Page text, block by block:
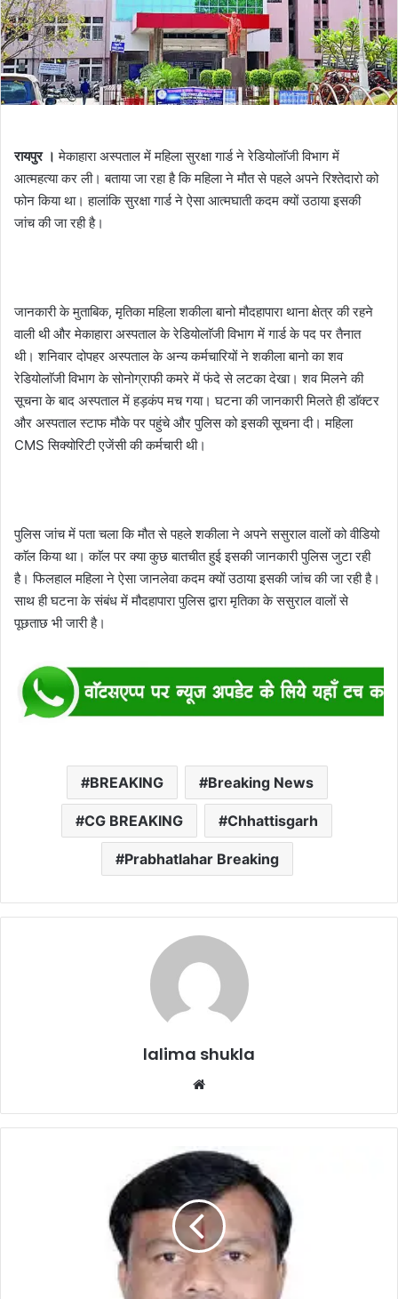
रायपुर । मेकाहारा अस्पताल में महिला सुरक्षा गार्ड ने रेडियोलाॅजी विभाग में
आत्महत्या कर ली। बताया जा रहा है कि महिला ने मौत से पहले अपने रिश्तेदारो को
फोन किया था। हालांकि सुरक्षा गार्ड ने ऐसा आत्मघाती कदम क्यों उठाया इसकी
जांच की जा रही है।
जानकारी के मुताबिक, मृतिका महिला शकीला बानो मौदहापारा थाना क्षेत्र की रहने
वाली थी और मेकाहारा अस्पताल के रेडियोलाॅजी विभाग में गार्ड के पद पर तैनात
थी। शनिवार दोपहर अस्पताल के अन्य कर्मचारियों ने शकीला बानो का शव
रेडियोलाॅजी विभाग के सोनोग्राफी कमरे में फंदे से लटका देखा। शव मिलने की
सूचना के बाद अस्पताल में हड़कंप मच गया। घटना की जानकारी मिलते ही डाॅक्टर
और अस्पताल स्टाफ मौके पर पहुंचे और पुलिस को इसकी सूचना दी। महिला
CMS सिक्योरिटी एजेंसी की कर्मचारी थी।
पुलिस जांच में पता चला कि मौत से पहले शकीला ने अपने ससुराल वालों को वीडियो
काॅल किया था। काॅल पर क्या कुछ बातचीत हुई इसकी जानकारी पुलिस जुटा रही
है। फिलहाल महिला ने ऐसा जानलेवा कदम क्यों उठाया इसकी जांच की जा रही है।
साथ ही घटना के संबंध में मौदहापारा पुलिस द्वारा मृतिका के ससुराल वालों से
पूछताछ भी जारी है।
BREAKING Breaking News
CG BREAKING Chhattisgarh
Prabhatlahar Breaking
lalima shukla